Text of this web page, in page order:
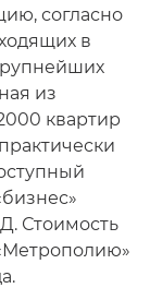
согласно
в
из
квартир
Стоимость